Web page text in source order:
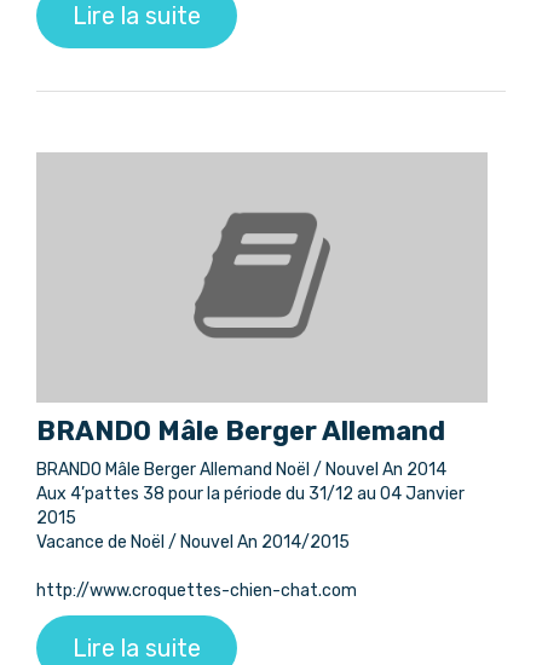
Lire la suite
BRANDO Mâle Berger Allemand
BRANDO Mâle Berger Allemand Noël / Nouvel An 2014
Aux 4’pattes 38 pour la période du 31/12 au 04 Janvier
2015
Vacance de Noël / Nouvel An 2014/2015
http://www.croquettes-chien-chat.com
Lire la suite